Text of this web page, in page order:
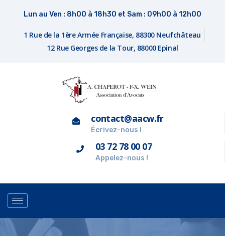
Lun au Ven : 8h00 à 18h30 et Sam : 09h00 à 12h00
1 Rue de la 1ère Armée Française, 88300 Neufchâteau
12 Rue Georges de la Tour, 88000 Epinal
contact@aacw.fr
Écrivez-nous !
03 72 78 00 07
Appelez-nous !